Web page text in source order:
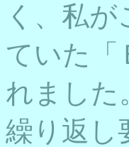
く、私
ていた「
れました
繰り返し